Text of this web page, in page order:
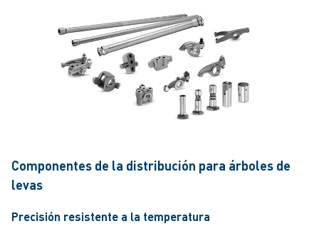
Componentes de la distribución para árboles de
levas
Precisión resistente a la temperatura